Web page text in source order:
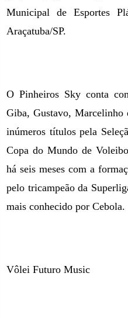
Municipal de Esportes
Araçatuba/SP.
O Pinheiros Sky conta
Giba, Gustavo, Marcelinho
inúmeros títulos pela
Copa do Mundo de
há seis meses com a
pelo tricampeão da
mais conhecido por Cebola.
Vôlei Futuro Music